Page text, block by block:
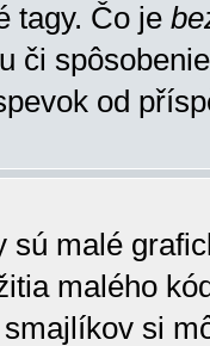
tagy. Čo je
či
od
sú malé
malého
si